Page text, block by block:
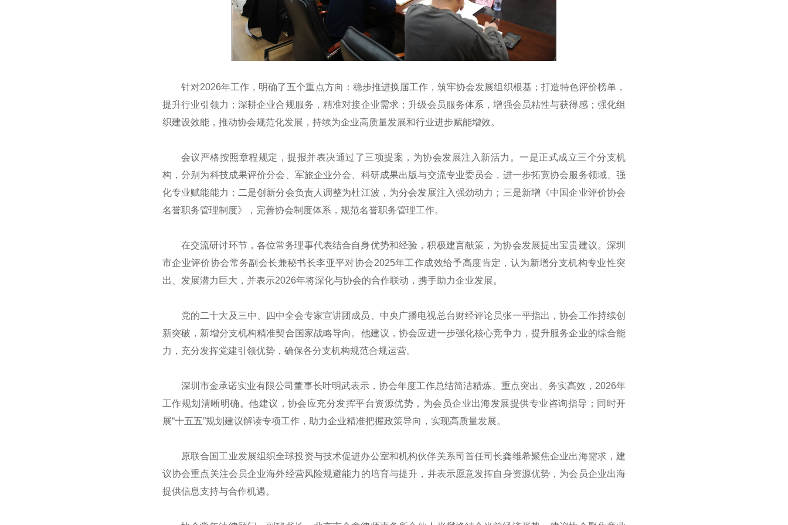
针对2026年工作，明确了五个重点方向：稳步推进换届工作，筑牢协会发展组织根基；打造特色评价榜单，
提升行业引领力；深耕企业合规服务，精准对接企业需求；升级会员服务体系，增强会员粘性与获得感；强化组
织建设效能，推动协会规范化发展，持续为企业高质量发展和行业进步赋能增效。
会议严格按照章程规定，提报并表决通过了三项提案，为协会发展注入新活力。一是正式成立三个分支机
构，分别为科技成果评价分会、军旅企业分会、科研成果出版与交流专业委员会，进一步拓宽协会服务领域、强
化专业赋能能力；二是创新分会负责人调整为杜江波，为分会发展注入强劲动力；三是新增《中国企业评价协会
名誉职务管理制度》，完善协会制度体系，规范名誉职务管理工作。
在交流研讨环节，各位常务理事代表结合自身优势和经验，积极建言献策，为协会发展提出宝贵建议。深圳
市企业评价协会常务副会长兼秘书长李亚平对协会2025年工作成效给予高度肯定，认为新增分支机构专业性突
出、发展潜力巨大，并表示2026年将深化与协会的合作联动，携手助力企业发展。
党的二十大及三中、四中全会专家宣讲团成员、中央广播电视总台财经评论员张一平指出，协会工作持续创
新突破，新增分支机构精准契合国家战略导向。他建议，协会应进一步强化核心竞争力，提升服务企业的综合能
力，充分发挥党建引领优势，确保各分支机构规范合规运营。
深圳市金承诺实业有限公司董事长叶明武表示，协会年度工作总结简洁精炼、重点突出、务实高效，2026年
工作规划清晰明确。他建议，协会应充分发挥平台资源优势，为会员企业出海发展提供专业咨询指导；同时开
展“十五五”规划建议解读专项工作，助力企业精准把握政策导向，实现高质量发展。
原联合国工业发展组织全球投资与技术促进办公室和机构伙伴关系司首任司长龚维希聚焦企业出海需求，建
议协会重点关注会员企业海外经营风险规避能力的培育与提升，并表示愿意发挥自身资源优势，为会员企业出海
提供信息支持与合作机遇。